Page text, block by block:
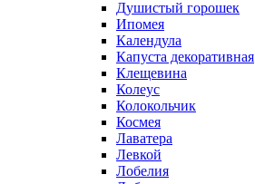
Душистый горошек
Ипомея
Календула
Капуста декоративная
Клещевина
Колеус
Колокольчик
Космея
Лаватера
Левкой
Лобелия